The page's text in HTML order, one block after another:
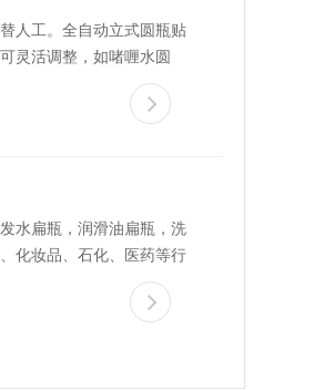
人工。全自动立式圆瓶贴
灵活调整，如啫喱水圆
水扁瓶，润滑油扁瓶，洗
化妆品、石化、医药等行